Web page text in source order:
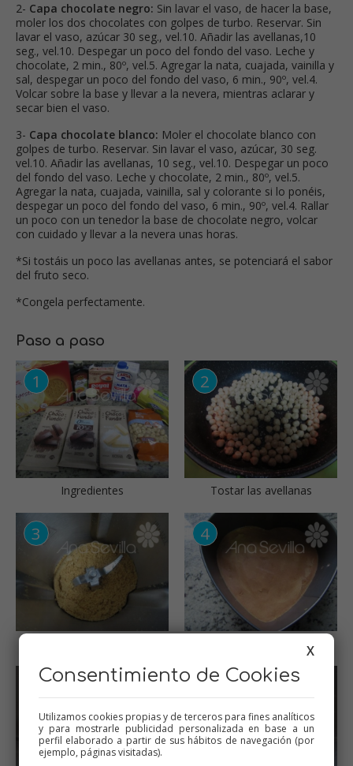
2- Capa chocolate negro: Sin lavar el vaso, de hacer la base,
moler los dos chocolates con golpes de turbo. Reservar. Sin
lavar el vaso, azúcar 30 seg., vel.10. Añadir las avellanas,10
seg., vel.10. Despegar un poco del fondo del vaso. Leche y
chocolate, 2 min., 80º, vel.5. Agregar la nata, cuajada, vainilla y
sal, despegar un poco del fondo del vaso, 6 min., 90º, vel.4.
Volcar sobre la base y llevar a la nevera, mientras aclarar y
secar bien el vaso.
3- Capa chocolate blanco: Moler el chocolate blanco con
golpes de turbo. Reservar. Sin lavar el vaso, azúcar, 30 seg.
vel.10. Añadir las avellanas, 10 seg., vel.10. Despegar un poco
del fondo del vaso. Leche y chocolate, 2 min., 80º, vel.5.
Agregar la nata, cuajada, vainilla, sal y colorante si lo ponéis,
despegar un poco del fondo del vaso, 6 min., 90º, vel.4. Rallar
un poco con un tenedor la base de chocolate negro, volcar
con cuidado y llevar a la nevera unas horas.
*Si tostáis un poco las avellanas antes, se potenciará el sabor
del fruto seco.
*Congela perfectamente.
Paso a paso
Ingredientes Tostar las avellanas
X
Consentimiento de Cookies
Utilizamos cookies propias y de terceros para fines analíticos
y para mostrarle publicidad personalizada en base a un
perfil elaborado a partir de sus hábitos de navegación (por
ejemplo, páginas visitadas).